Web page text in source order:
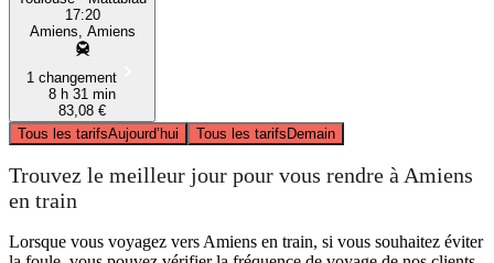
17:20
Amiens, Amiens
1 changement
8 h 31 min
83,08 €
Tous les tarifsAujourd’hui Tous les tarifsDemain
Trouvez le meilleur jour pour vous rendre à Amiens
en train
Lorsque vous voyagez vers Amiens en train, si vous souhaitez éviter